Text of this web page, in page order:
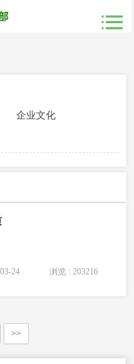
企业文化
24 浏览 : 203216
>>